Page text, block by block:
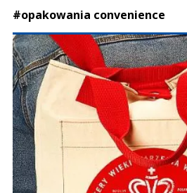
#opakowania convenience